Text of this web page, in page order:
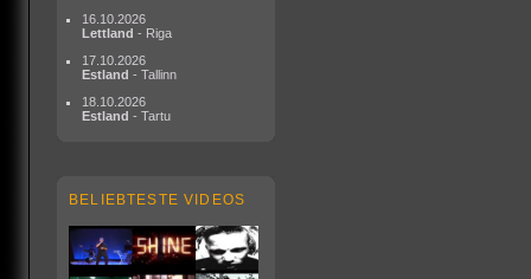
16.10.2026
Lettland - Riga
17.10.2026
Estland - Tallinn
18.10.2026
Estland - Tartu
BELIEBTESTE VIDEOS